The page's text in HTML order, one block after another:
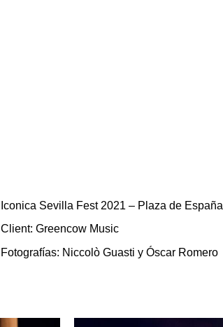
Iconica Sevilla Fest 2021 – Plaza de España
Client: Greencow Music
Fotografías: Niccolò Guasti y Óscar Romero